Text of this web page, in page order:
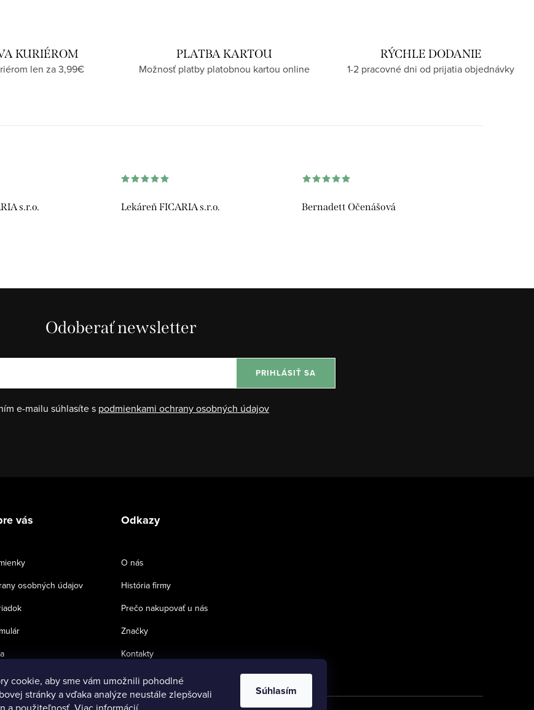
cookie, aby sme vám umožnili pohodlné
stránky a vďaka analýze neustále zlepšovali
Súhlasím
KURIÉROM
len za 3,99€
PLATBA KARTOU
Možnosť platby platobnou kartou online
RÝCHLE DODANIE
1-2 pracovné dni od prijatia objednávky
s.r.o. Lekáreň FICARIA s.r.o. Bernadett Očenášová
Odoberať newsletter
e-mailu súhlasíte s podmienkami ochrany osobných údajov
PRIHLÁSIŤ SA
vás
osobných údajov
Odkazy
O nás
História firmy
Prečo nakupovať u nás
Značky
Kontakty